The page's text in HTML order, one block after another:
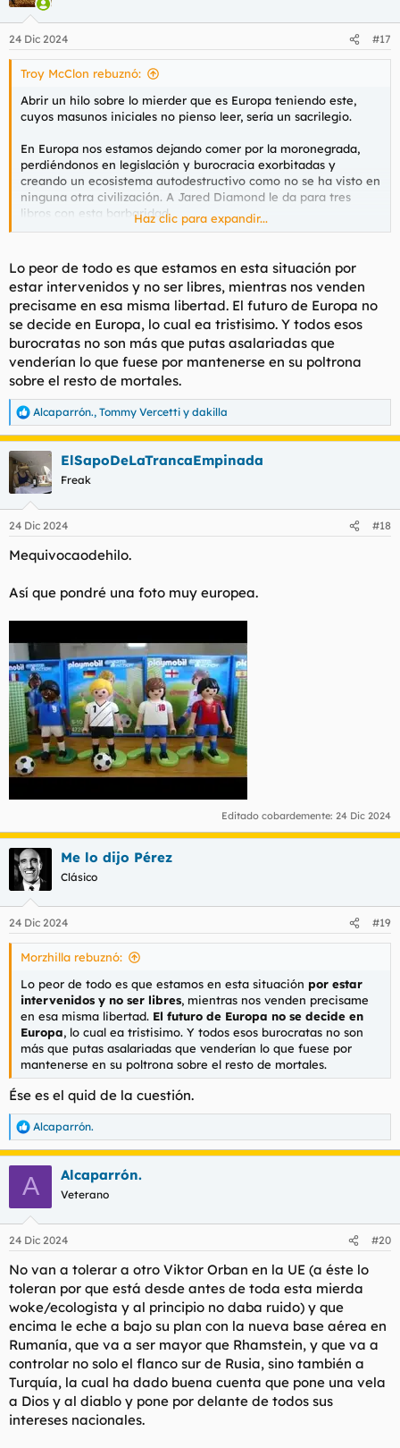
Me cago en vuestra puta vida.
24 Dic 2024 #17
Troy McClon rebuznó:
Abrir un hilo sobre lo mierder que es Europa teniendo este,
cuyos masunos iniciales no pienso leer, sería un sacrilegio.
En Europa nos estamos dejando comer por la moronegrada,
perdiéndonos en legislación y burocracia exorbitadas y
creando un ecosistema autodestructivo como no se ha visto en
ninguna otra civilización. A Jared Diamond le da para tres
libros con esta barbaridad.
Ver el archivos adjunto 179118
Los que no tengáis arraigo, marchad. Los que lo tenemos,
quizá con más razón.
Haz clic para expandir...
Lo peor de todo es que estamos en esta situación por
estar intervenidos y no ser libres, mientras nos venden
precisame en esa misma libertad. El futuro de Europa no
se decide en Europa, lo cual ea tristisimo. Y todos esos
burocratas no son más que putas asalariadas que
venderían lo que fuese por mantenerse en su poltrona
sobre el resto de mortales.
R
e
a
c
c
i
e
:
Alcaparrón., Tommy Vercetti y dakilla
ElSapoDeLaTrancaEmpinada
Freak
24 Dic 2024 #18
Mequivocaodehilo.
Así que pondré una foto muy europea.
Editado cobardemente: 24 Dic 2024
Me lo dijo Pérez
Clásico
24 Dic 2024 #19
Morzhilla rebuznó:
Lo peor de todo es que estamos en esta situación por estar
intervenidos y no ser libres, mientras nos venden precisame
en esa misma libertad. El futuro de Europa no se decide en
Europa, lo cual ea tristisimo. Y todos esos burocratas no son
más que putas asalariadas que venderían lo que fuese por
mantenerse en su poltrona sobre el resto de mortales.
Ése es el quid de la cuestión.
R
e
a
e
:
Alcaparrón.
A Alcaparrón.
Veterano
24 Dic 2024 #20
No van a tolerar a otro Viktor Orban en la UE (a éste lo
toleran por que está desde antes de toda esta mierda
woke/ecologista y al principio no daba ruido) y que
encima le eche a bajo su plan con la nueva base aérea en
Rumanía, que va a ser mayor que Rhamstein, y que va a
controlar no solo el flanco sur de Rusia, sino también a
Turquía, la cual ha dado buena cuenta que pone una vela
a Dios y al diablo y pone por delante de todos sus
intereses nacionales.